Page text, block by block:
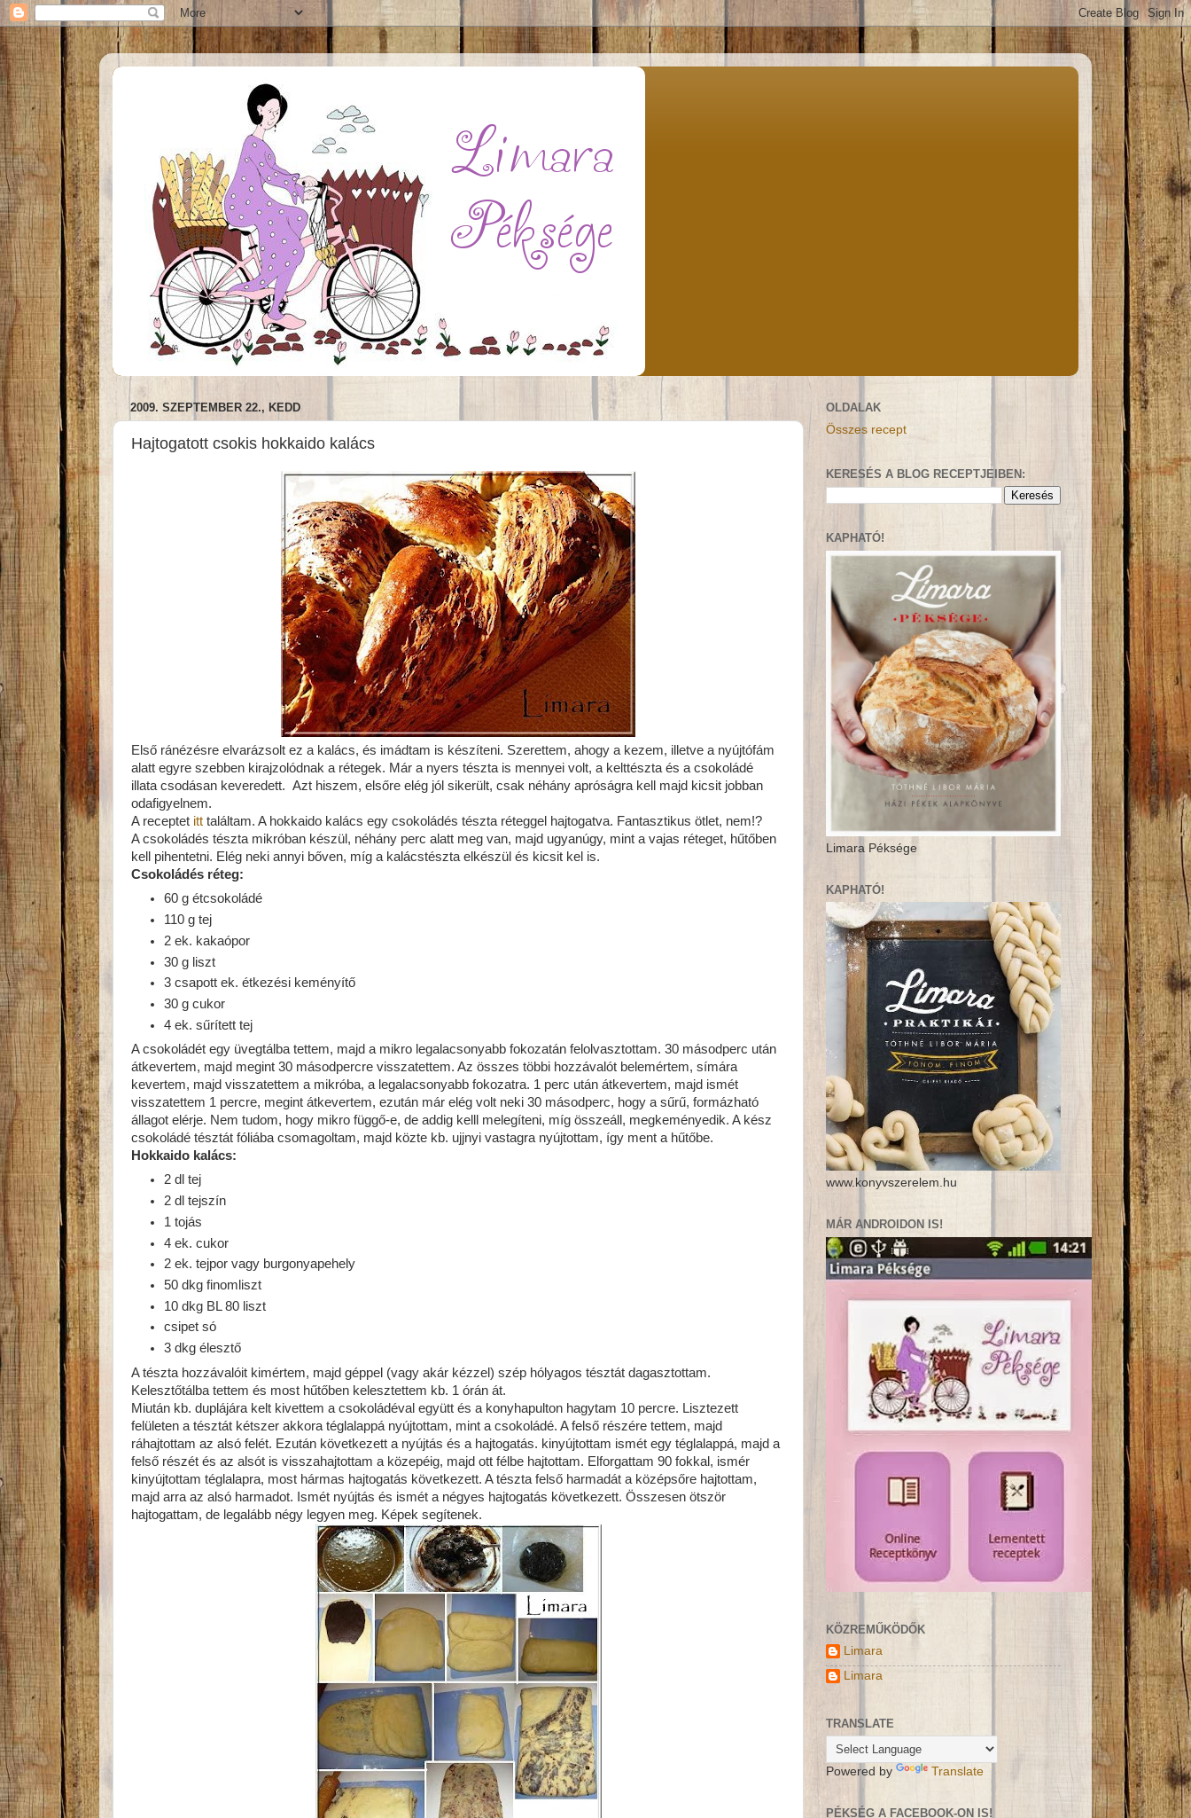
2009. SZEPTEMBER 22., KEDD
Hajtogatott csokis hokkaido kalács
Első ránézésre elvarázsolt ez a kalács, és imádtam is készíteni. Szerettem, ahogy a kezem, illetve a nyújtófám
alatt egyre szebben kirajzolódnak a rétegek. Már a nyers tészta is mennyei volt, a kelttészta és a csokoládé
illata csodásan keveredett. Azt hiszem, elsőre elég jól sikerült, csak néhány apróságra kell majd kicsit jobban
odafigyelnem.
A receptet itt találtam. A hokkaido kalács egy csokoládés tészta réteggel hajtogatva. Fantasztikus ötlet, nem!?
A csokoládés tészta mikróban készül, néhány perc alatt meg van, majd ugyanúgy, mint a vajas réteget, hűtőben
kell pihentetni. Elég neki annyi bőven, míg a kalácstészta elkészül és kicsit kel is.
Csokoládés réteg:
60 g étcsokoládé
110 g tej
2 ek. kakaópor
30 g liszt
3 csapott ek. étkezési keményítő
30 g cukor
4 ek. sűrített tej
A csokoládét egy üvegtálba tettem, majd a mikro legalacsonyabb fokozatán felolvasztottam. 30 másodperc után
átkevertem, majd megint 30 másodpercre visszatettem. Az összes többi hozzávalót belemértem, símára
kevertem, majd visszatettem a mikróba, a legalacsonyabb fokozatra. 1 perc után átkevertem, majd ismét
visszatettem 1 percre, megint átkevertem, ezután már elég volt neki 30 másodperc, hogy a sűrű, formázható
állagot elérje. Nem tudom, hogy mikro függő-e, de addig kelll melegíteni, míg összeáll, megkeményedik. A kész
csokoládé tésztát fóliába csomagoltam, majd közte kb. ujjnyi vastagra nyújtottam, így ment a hűtőbe.
Hokkaido kalács:
2 dl tej
2 dl tejszín
1 tojás
4 ek. cukor
2 ek. tejpor vagy burgonyapehely
50 dkg finomliszt
10 dkg BL 80 liszt
csipet só
3 dkg élesztő
A tészta hozzávalóit kimértem, majd géppel (vagy akár kézzel) szép hólyagos tésztát dagasztottam.
Kelesztőtálba tettem és most hűtőben kelesztettem kb. 1 órán át.
Miután kb. duplájára kelt kivettem a csokoládéval együtt és a konyhapulton hagytam 10 percre. Lisztezett
felületen a tésztát kétszer akkora téglalappá nyújtottam, mint a csokoládé. A felső részére tettem, majd
ráhajtottam az alsó felét. Ezután következett a nyújtás és a hajtogatás. kinyújtottam ismét egy téglalappá, majd a
felső részét és az alsót is visszahajtottam a közepéig, majd ott félbe hajtottam. Elforgattam 90 fokkal, ismér
kinyújtottam téglalapra, most hármas hajtogatás következett. A tészta felső harmadát a középsőre hajtottam,
majd arra az alsó harmadot. Ismét nyújtás és ismét a négyes hajtogatás következett. Összesen ötször
hajtogattam, de legalább négy legyen meg. Képek segítenek.
OLDALAK
Összes recept
KERESÉS A BLOG RECEPTJEIBEN:
KAPHATÓ!
Limara Péksége
KAPHATÓ!
www.konyvszerelem.hu
MÁR ANDROIDON IS!
KÖZREMŰKÖDŐK
Limara
Limara
TRANSLATE
Powered by Translate
PÉKSÉG A FACEBOOK-ON IS!